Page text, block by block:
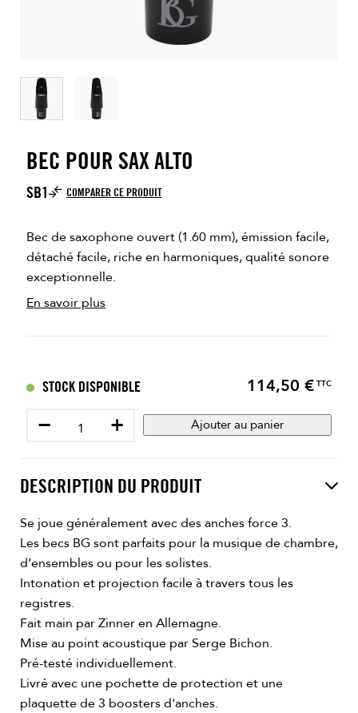
BEC POUR SAX ALTO
SB1 COMPARER CE PRODUIT
Bec de saxophone ouvert (1.60 mm), émission facile,
détaché facile, riche en harmoniques, qualité sonore
exceptionnelle.
En savoir plus
STOCK DISPONIBLE Prix
114,50 € TTC
− + Ajouter au panier
DESCRIPTION DU PRODUIT
Se joue généralement avec des anches force 3.
Les becs BG sont parfaits pour la musique de chambre,
d’ensembles ou pour les solistes.
Intonation et projection facile à travers tous les
registres.
Fait main par Zinner en Allemagne.
Mise au point acoustique par Serge Bichon.
Pré-testé individuellement.
Livré avec une pochette de protection et une
plaquette de 3 boosters d'anches.